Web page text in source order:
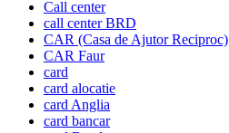
Call center
call center BRD
CAR (Casa de Ajutor Reciproc)
CAR Faur
card
card alocatie
card Anglia
card bancar